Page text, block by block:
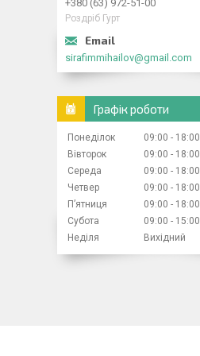
+380 (63) 972-51-00
Роздріб Гурт
sirafimmihailov@gmail.com
Графік роботи
Понеділок 09:00
18:00
Вівторок
09:00
18:00
Середа
09:00
18:00
Четвер
09:00
18:00
Пʼятниця
09:00
18:00
Субота
09:00
15:00
Неділя
Вихідний